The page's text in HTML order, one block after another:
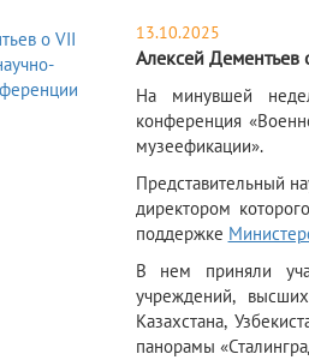
13.10.2025
Алексей
На минувшей
конференция
музеефикации».
Представительный
директором
поддержке
В нем приняли
учреждений,
Казахстана,
панорамы